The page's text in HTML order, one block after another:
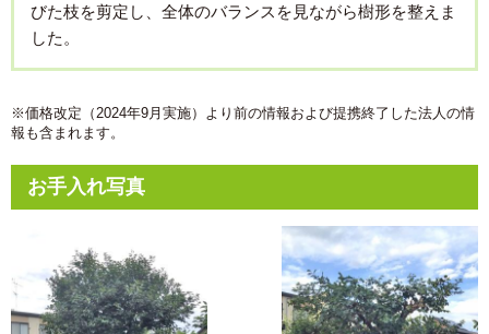
びた枝を剪定し、全体のバランスを見ながら樹形を整えま
した。
※価格改定（2024年9月実施）より前の情報および提携終了した法人の情
報も含まれます。
お手入れ写真